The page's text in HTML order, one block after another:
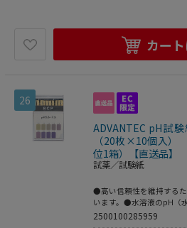
カー
26
ADVANTEC pH試
（20枚×10個入）
位1箱）【直送品】
試薬／試験紙
●高い信頼性を維持する
います。●水溶液のpH（
きます。●pH測定有効範
2500100285959